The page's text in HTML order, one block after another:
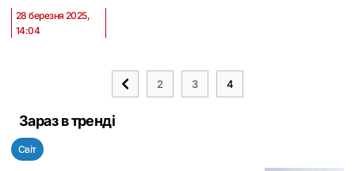
28 березня 2025,
14:04
2 3 4
Зараз в тренді
Світ